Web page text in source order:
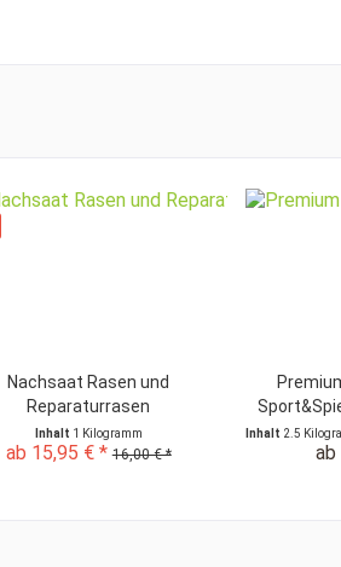
Nachsaat Rasen und
Reparaturrasen
Inhalt 1 Kilogramm
ab 15,95 € * 16,00 € *
Inhalt 2.5
ab